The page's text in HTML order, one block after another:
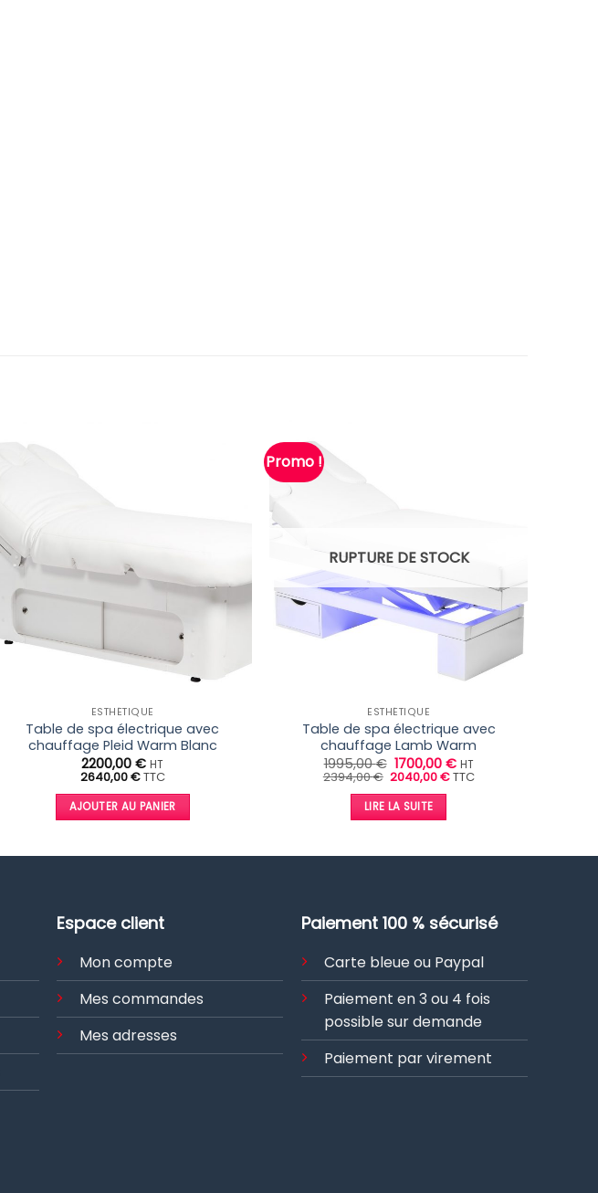
ESTHÉTIQUE
Table de spa électrique avec
chauffage Pleid Warm Blanc
2200,00€ HT
2640,00€TTC
AJOUTER AU PANIER
Promo !
RUPTURE DE STOCK
ESTHÉTIQUE
Table de spa électrique avec
chauffage Lamb Warm
1995,00€ Le
prix
initial
était :
1995,00 €.
1700,00 €Le
prix
HT
2394,00€ Le
initial
était :
2394,00 €.
2040,00€Le
TTC
LIRE LA SUITE
Espace client
Mon compte
Mes commandes
Mes adresses
Paiement 100 % sécurisé
Carte bleue ou Paypal
Paiement en 3 ou 4 fois
possible sur demande
Paiement par virement